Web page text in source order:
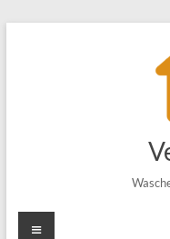
Menü